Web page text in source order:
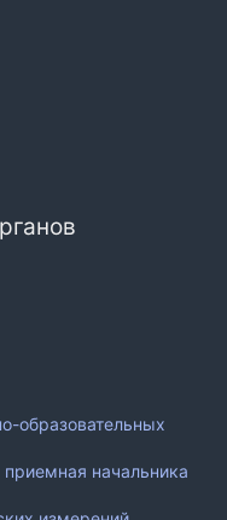
образовательных
начальника